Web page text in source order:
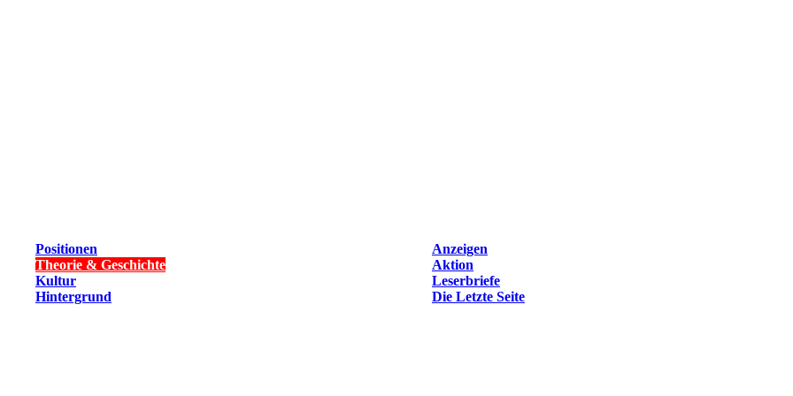
Positionen
Anzeigen
Theorie & Geschichte
Aktion
Kultur
Leserbriefe
Hintergrund Die Letzte Seite